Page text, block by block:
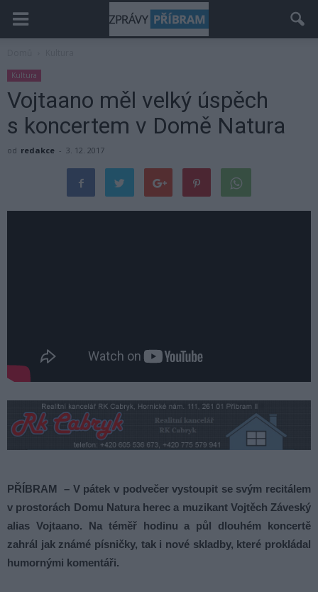
Kultura
Vojtaano měl velký úspěch
s koncertem v Domě Natura
od redakce - 3. 12. 2017
PŘÍBRAM – V pátek v podvečer vystoupit se svým recitálem
v prostorách Domu Natura herec a muzikant Vojtěch Záveský
alias Vojtaano. Na téměř hodinu a půl dlouhém koncertě
zahrál jak známé písničky, tak i nové skladby, které prokládal
humornými komentáři.